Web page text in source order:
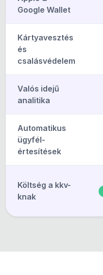
Google Wallet
Kártyavesztés
és
csalásvédelem
Valós idejű
analitika
Automatikus
ügyfél-
értesítések
Költség a kkv-
knak